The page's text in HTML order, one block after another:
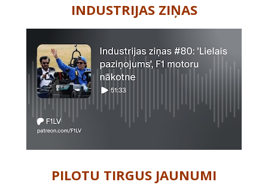
INDUSTRIJAS ZIŅAS
PILOTU TIRGUS JAUNUMI